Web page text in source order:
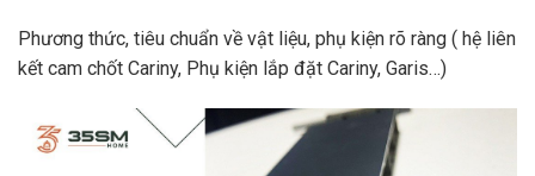
Phương thức, tiêu chuẩn về vật liệu, phụ kiện rõ ràng ( hệ liên
kết cam chốt Cariny, Phụ kiện lắp đặt Cariny, Garis…)